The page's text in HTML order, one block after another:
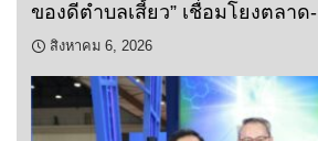
ของดีตำบลเสี้ยว” เชื่อมโยงตลาด
สิงหาคม 6, 2026